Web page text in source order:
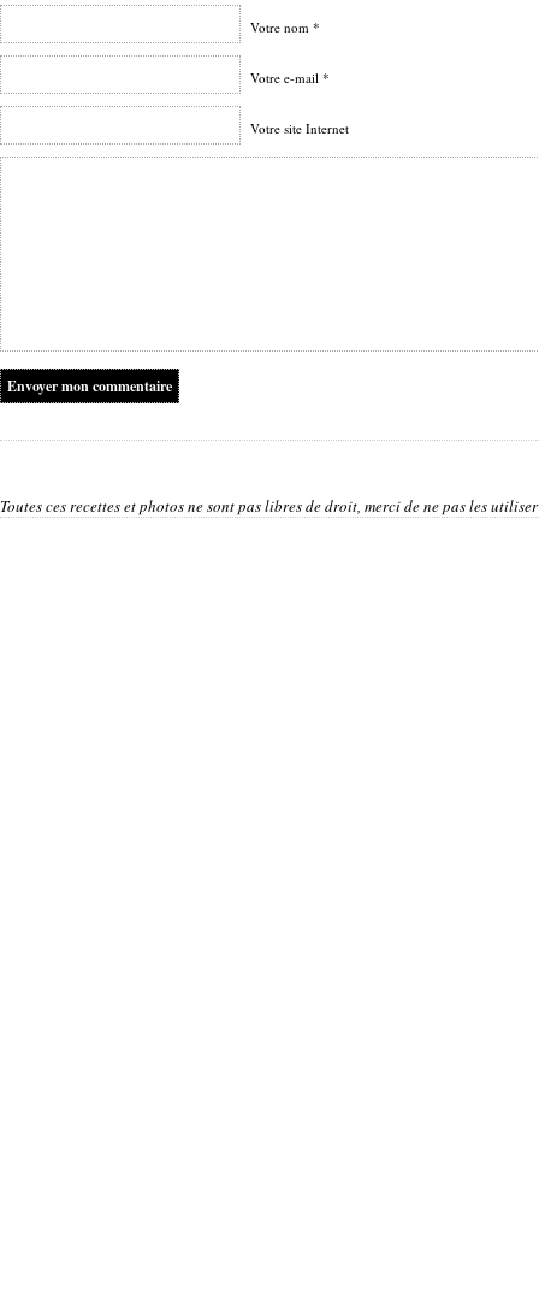
Votre nom *
Votre e-mail *
Votre site Internet
Toutes ces recettes et photos ne sont pas libres de droit, merci de ne pas les